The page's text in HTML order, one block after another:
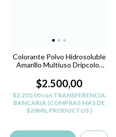
Colorante Polvo Hidrosoluble
Amarillo Multiuso Dripcolor
$2.500,00
$2.250,00con TRANSFERENCIA
BANCARIA (COMPRAS MAS DE
$20MIL PRODUCTOS )